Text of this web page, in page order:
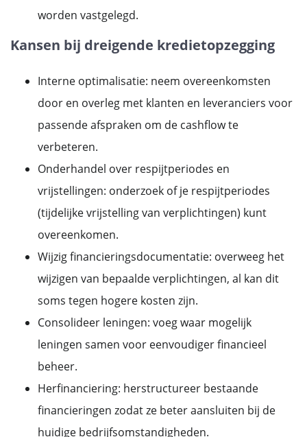
worden vastgelegd.
Kansen bij dreigende kredietopzegging
Interne optimalisatie: neem overeenkomsten
door en overleg met klanten en leveranciers voor
passende afspraken om de cashflow te
verbeteren.
Onderhandel over respijtperiodes en
vrijstellingen: onderzoek of je respijtperiodes
(tijdelijke vrijstelling van verplichtingen) kunt
overeenkomen.
Wijzig financieringsdocumentatie: overweeg het
wijzigen van bepaalde verplichtingen, al kan dit
soms tegen hogere kosten zijn.
Consolideer leningen: voeg waar mogelijk
leningen samen voor eenvoudiger financieel
beheer.
Herfinanciering: herstructureer bestaande
financieringen zodat ze beter aansluiten bij de
huidige bedrijfsomstandigheden.